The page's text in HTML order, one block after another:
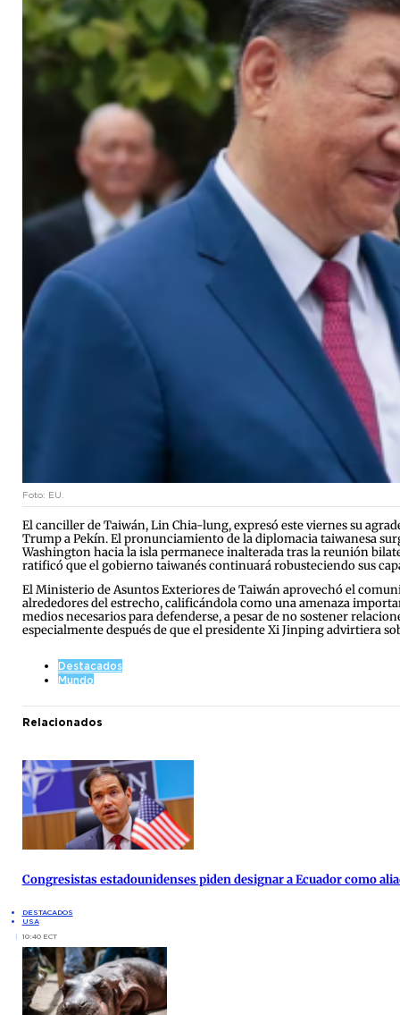
Foto: EU.
El canciller de Taiwán, Lin Chia-lung, expresó este viernes su
Trump a Pekín. El pronunciamiento de la diplomacia taiwanesa
Washington hacia la isla permanece inalterada tras la reunión
ratificó que el gobierno taiwanés continuará robusteciendo sus
El Ministerio de Asuntos Exteriores de Taiwán aprovechó el
alrededores del estrecho, calificándola como una amenaza
medios necesarios para defenderse, a pesar de no sostener
especialmente después de que el presidente Xi Jinping advirtiera
Destacados
Mundo
Relacionados
Congresistas estadounidenses piden designar a Ecuador como
DESTACADOS
USA
10:40 ECT